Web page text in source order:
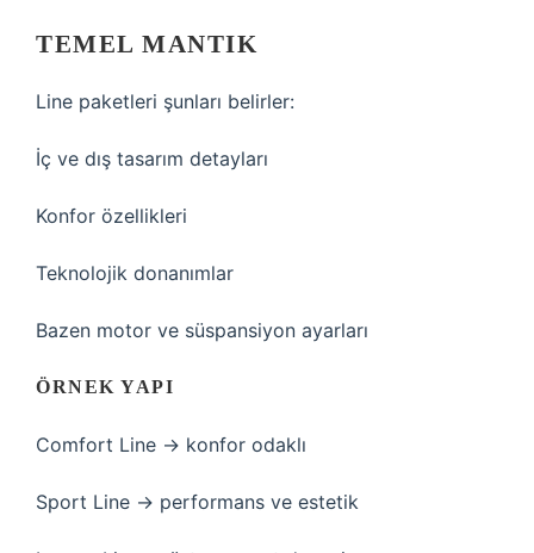
TEMEL MANTIK
Line paketleri şunları belirler:
İç ve dış tasarım detayları
Konfor özellikleri
Teknolojik donanımlar
Bazen motor ve süspansiyon ayarları
ÖRNEK YAPI
Comfort Line → konfor odaklı
Sport Line → performans ve estetik